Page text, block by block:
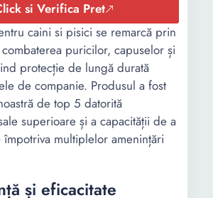
si Verifica Pret
caini si pisici se remarcă prin
puricilor, capuselor și
protecție de lungă durată
de companie. Produsul a fost
de top 5 datorită
superioare și a capacității de a
multiplelor amenințări
și eficacitate